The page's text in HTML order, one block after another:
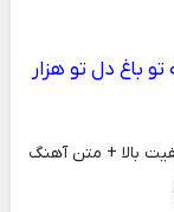
باغ دل تو هزار
بالا + متن آهنگ